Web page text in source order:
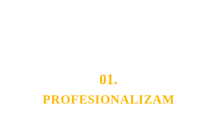
01.
PROFESIONALIZAM